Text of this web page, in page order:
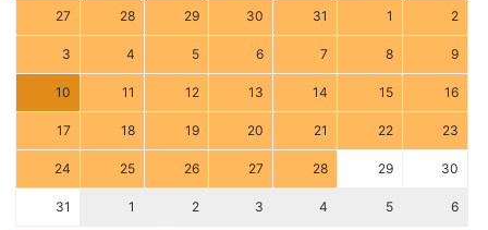
27 28 29 30 31 1 2
3 4 5 6 7 8 9
10 11 12 13 14 15 16
17 18 19 20 21 22 23
24 25 26 27 28 29 30
31 1 2 3 4 5 6